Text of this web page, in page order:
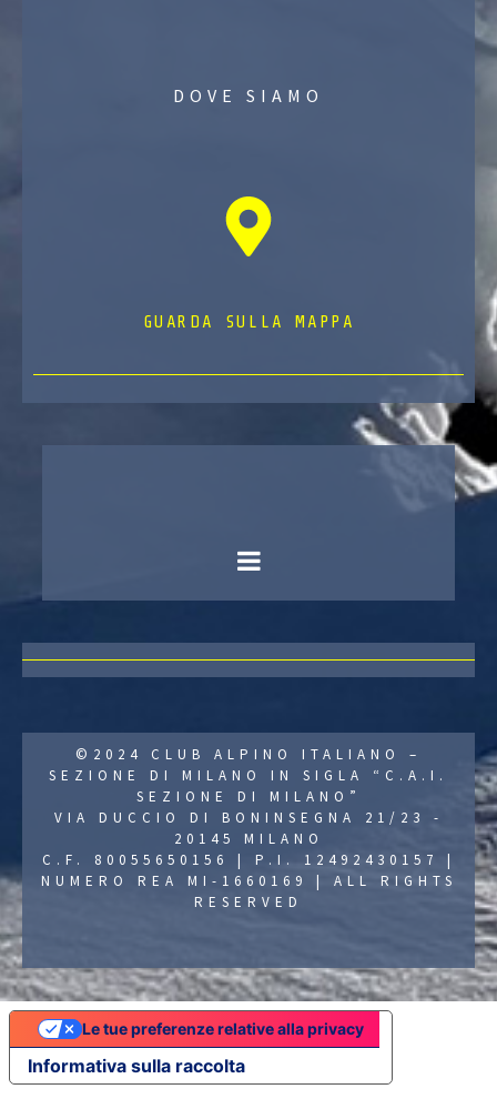
DOVE SIAMO
GUARDA SULLA MAPPA
©2024 CLUB ALPINO ITALIANO –
SEZIONE DI MILANO IN SIGLA “C.A.I.
SEZIONE DI MILANO”
VIA DUCCIO DI BONINSEGNA 21/23 -
20145 MILANO
C.F. 80055650156 | P.I. 12492430157 |
NUMERO REA MI-1660169 | ALL RIGHTS
RESERVED
Informativa sulla raccolta
Le tue preferenze relative alla privacy